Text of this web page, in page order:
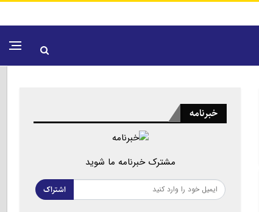
خبرنامه
مشترک خبرنامه ما شوید
اشتراک